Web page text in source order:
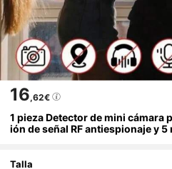
16,62€
1 pieza Detector de mini cámara
ión de señal RF antiespionaje y 5
casas interiores, hoteles, baños,
Talla